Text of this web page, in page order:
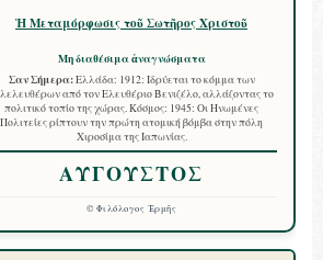
Ἡ Μεταμόρφωσις τοῦ Σωτῆρος Χριστοῦ
Μη διαθέσιμα ἀναγνώσματα
Σαν Σήμερα:Ελλάδα: 1912: Ιδρύεται το κόμμα των
από τον Ελευθέριο Βενιζέλο, αλλάζοντας το
πολιτικό τοπίο της χώρας. Κόσμος: 1945: Οι Ηνωμένες
Πολιτείες ρίπτουν την πρώτη ατομική βόμβα στην πόλη
Χιροσίμα της Ιαπωνίας.
ΑΥΓΟΥΣΤΟΣ
© Φιλόλογος Ἑρμῆς